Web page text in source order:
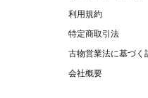
利用規約
特定商取引法
古物営業法に基づく
会社概要